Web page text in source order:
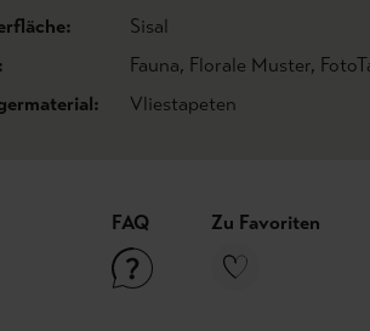
Sisal
Fauna, Florale Muster,
Vliestapeten
FAQ Zu Favoriten